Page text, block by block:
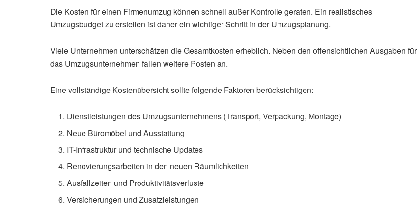
Die Kosten für einen Firmenumzug können schnell außer Kontrolle geraten. Ein realistisches
Umzugsbudget zu erstellen ist daher ein wichtiger Schritt in der Umzugsplanung.
Viele Unternehmen unterschätzen die Gesamtkosten erheblich. Neben den offensichtlichen Ausgaben für
das Umzugsunternehmen fallen weitere Posten an.
Eine vollständige Kostenübersicht sollte folgende Faktoren berücksichtigen:
Dienstleistungen des Umzugsunternehmens (Transport, Verpackung, Montage)
Neue Büromöbel und Ausstattung
IT-Infrastruktur und technische Updates
Renovierungsarbeiten in den neuen Räumlichkeiten
Ausfallzeiten und Produktivitätsverluste
Versicherungen und Zusatzleistungen